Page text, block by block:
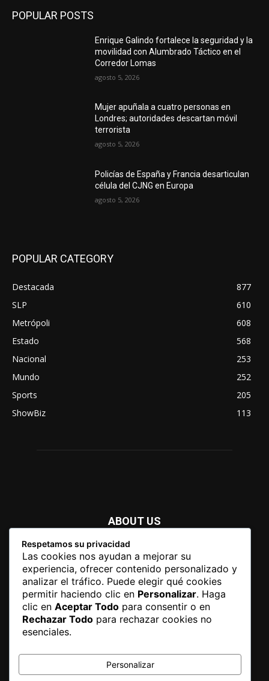
POPULAR POSTS
Enrique Galindo fortalece la seguridad y la
movilidad con Alumbrado Táctico en el
Corredor Lomas
agosto 5, 2026
Mujer apuñala a cuatro personas en
Londres; autoridades descartan móvil
terrorista
agosto 5, 2026
Policías de España y Francia desarticulan
célula del CJNG en Europa
agosto 5, 2026
POPULAR CATEGORY
Destacada
877
SLP
610
Metrópoli
608
Estado
568
Nacional
253
Mundo
252
Sports
205
ShowBiz
113
ABOUT US
Newspaper is your news, entertainment, music fashion
website. We provide you with the latest breaking news and
videos straight from the entertainment industry.
Contact us:contact@yoursite.com
Respetamos su privacidad
Las cookies nos ayudan a mejorar su
experiencia, ofrecer contenido personalizado y
analizar el tráfico. Puede elegir qué cookies
permitir haciendo clic en Personalizar. Haga
clic en Aceptar Todo para consentir o en
Rechazar Todo para rechazar cookies no
esenciales.
Personalizar